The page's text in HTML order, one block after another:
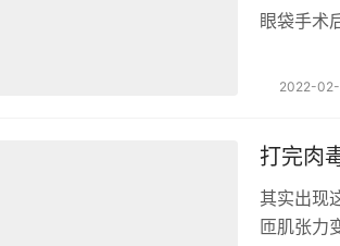
本文来自投稿，不代表本站立场，若转载请注